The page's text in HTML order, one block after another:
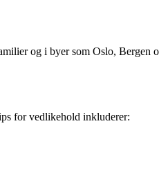
og i byer som Oslo, Bergen
for vedlikehold inkluderer: